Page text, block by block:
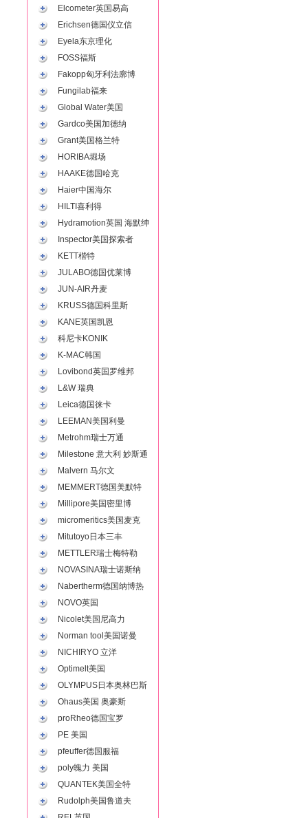
Elcometer英国易高
Erichsen德国仪立信
Eyela东京理化
FOSS福斯
Fakopp匈牙利法廓博
Fungilab福来
Global Water美国
Gardco美国加德纳
Grant美国格兰特
HORIBA堀场
HAAKE德国哈克
Haier中国海尔
HILTI喜利得
Hydramotion英国 海默绅
Inspector美国探索者
KETT楷特
JULABO德国优莱博
JUN-AIR丹麦
KRUSS德国科里斯
KANE英国凯恩
科尼卡KONIK
K-MAC韩国
Lovibond英国罗维邦
L&W 瑞典
Leica德国徕卡
LEEMAN美国利曼
Metrohm瑞士万通
Milestone 意大利 妙斯通
Malvern 马尔文
MEMMERT德国美默特
Millipore美国密里博
micromeritics美国麦克
Mitutoyo日本三丰
METTLER瑞士梅特勒
NOVASINA瑞士诺斯纳
Nabertherm德国纳博热
NOVO英国
Nicolet美国尼高力
Norman tool美国诺曼
NICHIRYO 立洋
Optimelt美国
OLYMPUS日本奥林巴斯
Ohaus美国 奥豪斯
proRheo德国宝罗
PE 美国
pfeuffer德国服福
poly魄力 美国
QUANTEK美国全特
Rudolph美国鲁道夫